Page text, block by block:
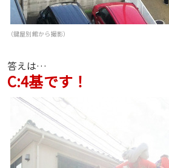
（鍵屋別館から撮影）
答えは…
C:4基です！